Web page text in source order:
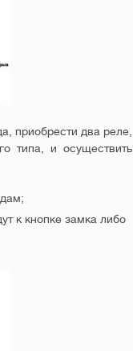
приобрести два реле,
типа, и осуществить
к кнопке замка либо